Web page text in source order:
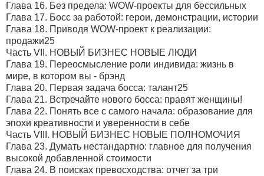
Глава 16. Без предела: WOW-проекты для бессильных
Глава 17. Босс за работой: герои, демонстрации, истории
Глава 18. Приводя WOW-проект к реализации:
продажи25
Часть VII. НОВЫЙ БИЗНЕС НОВЫЕ ЛЮДИ
Глава 19. Переосмысление роли индивида: жизнь в
мире, в котором вы - брэнд
Глава 20. Первая задача босса: талант25
Глава 21. Встречайте нового босса: правят женщины!
Глава 22. Понять все с самого начала: образование для
эпохи креативности и уверенности в себе
Часть VIII. НОВЫЙ БИЗНЕС НОВЫЕ ПОЛНОМОЧИЯ
Глава 23. Думать нестандартно: главное для получения
высокой добавленной стоимости
Глава 24. В поисках превосходства: отчет за три